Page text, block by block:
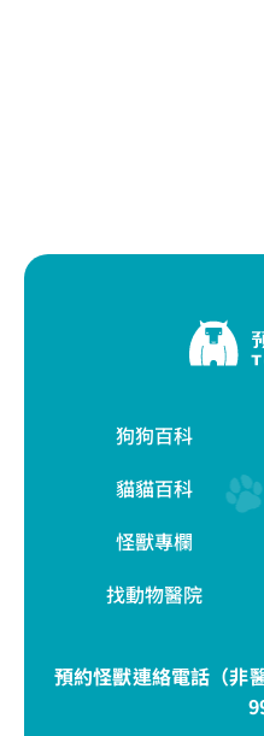
狗狗百科
貓貓百科
怪獸專欄
找動物醫院
預約怪獸連絡電話（非